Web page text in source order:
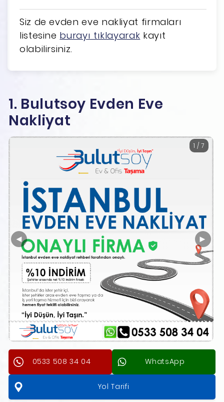
Siz de evden eve nakliyat firmaları
listesine burayı tıklayarak kayıt
olabilirsiniz.
1. Bulutsoy Evden Eve
Nakliyat
◄ ►
1 / 7
0533 508 34 04 WhatsApp
Yol Tarifi